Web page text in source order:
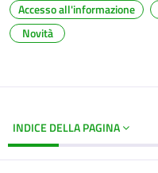
Accesso all'informazione
Novità
INDICE DELLA PAGINA